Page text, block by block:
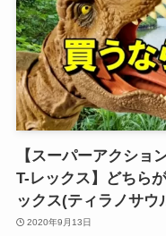
【スーパーアクショ
T-レックス】どちら
ックス(ティラノサウ
2020年9月13日